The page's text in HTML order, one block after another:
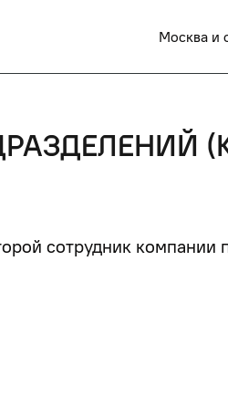
Москва и
сотрудник компании